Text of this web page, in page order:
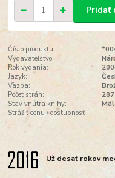
Pridať
Číslo produktu:
Vydavateľstvo:
Rok vydania:
Jazyk:
Väzba:
Počet strán:
287
Stav vnútra knihy:
Strážiť cenu / dostupnosť
Už desať rokov